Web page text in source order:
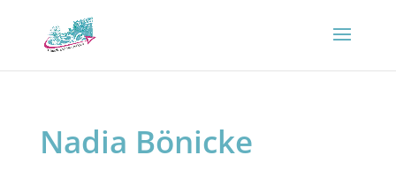
Nadia Bönicke